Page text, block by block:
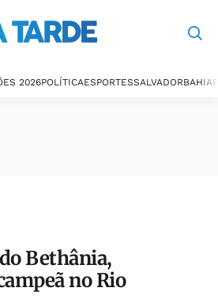
2026POLÍTICAESPORTESSALVADORBAHIA
Bethânia,
no Rio